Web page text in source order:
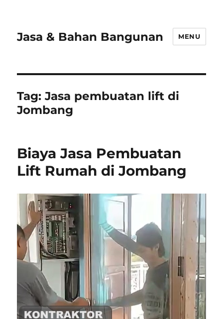
Jasa & Bahan Bangunan MENU
Tag:Jasa pembuatan lift di
Jombang
Biaya Jasa Pembuatan
Lift Rumah di Jombang